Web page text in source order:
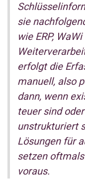
sie
wie ERP,
erfolgt die
manuell, also
dann, wenn
teuer sind
unstrukturiert
Lösungen für
setzen
voraus.